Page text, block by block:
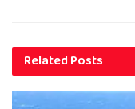
RelatedPosts